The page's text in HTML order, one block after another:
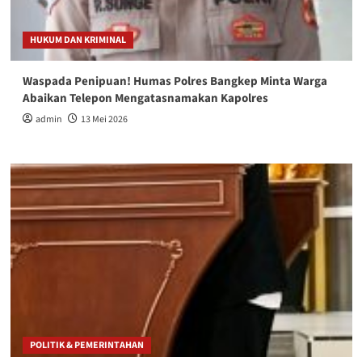
HUKUM DAN KRIMINAL
Waspada Penipuan! Humas Polres Bangkep Minta Warga
Abaikan Telepon Mengatasnamakan Kapolres
admin 13 Mei 2026
POLITIK & PEMERINTAHAN